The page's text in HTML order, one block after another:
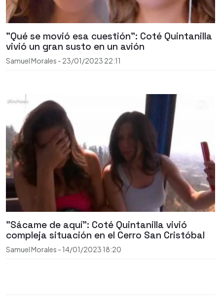
"Qué se movió esa cuestión": Coté Quintanilla
vivió un gran susto en un avión
Samuel Morales - 23/01/2023 22:11
"Sácame de aquí": Coté Quintanilla vivió
compleja situación en el Cerro San Cristóbal
Samuel Morales - 14/01/2023 18:20